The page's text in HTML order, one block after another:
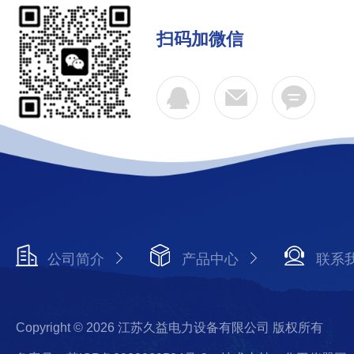
扫码加微信
公司简介 产品中心 联系
Copyright © 2026 江苏久益电力设备有限公司 版权所有